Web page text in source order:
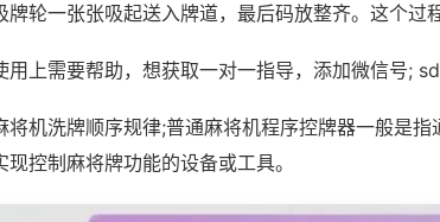
牌轮一张张吸起送入牌道，最后码放整齐。这个过
用上需要帮助，想获取一对一指导，添加微信号;
将机洗牌顺序规律;普通麻将机程序控牌器一般是
控制麻将牌功能的设备或工具。